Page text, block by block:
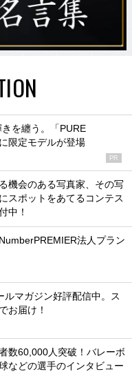
きを纏う。「PURE
限定モデルが登場
PR
機会のある写真家、その写
スポットをあてるコンテス
中！
法人プラン
ルマガジン好評配信中。ス
お届け！
数60,000人突破！バレーボ
などの選手のインタビュー